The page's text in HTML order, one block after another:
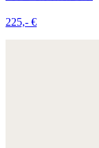
225,- €